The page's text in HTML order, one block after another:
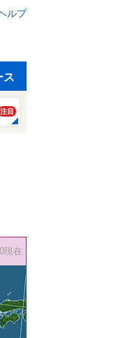
ルプ
ス
注目
現在